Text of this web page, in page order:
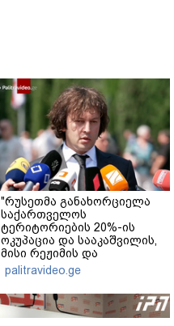
"რუსეთმა განახორციელა
საქართველოს
ტერიტორიების 20%-ის
ოკუპაცია და სააკაშვილის,
მისი რეჟიმის და
"ნაცმოძრაობის" ღალატი
ვერანაირად ვერ
გადაფარავს ამ
დანაშაულს" - ირაკლი
კობახიძე
palitravideo.ge